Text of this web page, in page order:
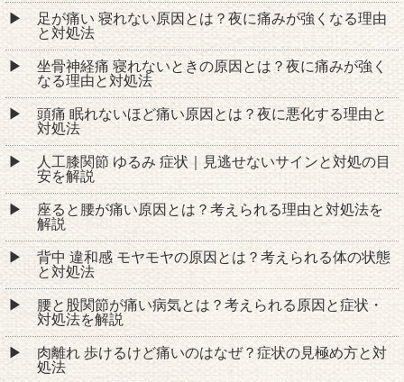
足が痛い 寝れない原因とは？夜に痛みが強くなる理由
と対処法
坐骨神経痛 寝れないときの原因とは？夜に痛みが強く
なる理由と対処法
頭痛 眠れないほど痛い原因とは？夜に悪化する理由と
対処法
人工膝関節 ゆるみ 症状｜見逃せないサインと対処の目
安を解説
座ると腰が痛い原因とは？考えられる理由と対処法を
解説
背中 違和感 モヤモヤの原因とは？考えられる体の状態
と対処法
腰と股関節が痛い病気とは？考えられる原因と症状・
対処法を解説
肉離れ 歩けるけど痛いのはなぜ？症状の見極め方と対
処法